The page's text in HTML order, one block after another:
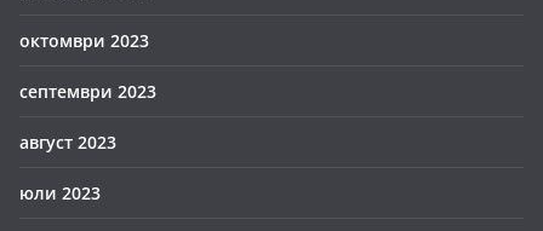
октомври 2023
септември 2023
август 2023
юли 2023